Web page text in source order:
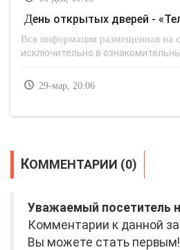
День открытых дверей -
Вся информация размещенная на
исключительно в
29-мар, 20:06
КОММЕНТАРИИ (0)
Уважаемый посетитель
Комментарии к данной
Вы можете стать первым!